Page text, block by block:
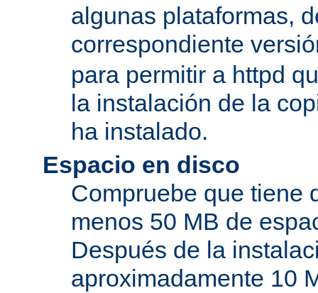
algunas plataformas,
correspondiente
para permitir a httpd
la instalación de la
ha instalado.
Espacio en disco
Compruebe que tiene
menos 50 MB de
Después de la
aproximadamente 10